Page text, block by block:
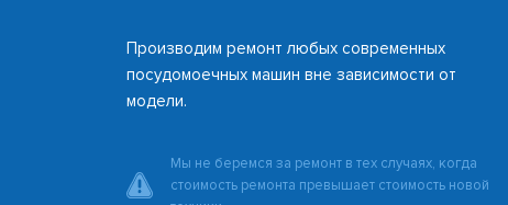
Производим ремонт любых современных
посудомоечных машин вне зависимости от
модели.
Мы не беремся за ремонт в тех случаях, когда
стоимость ремонта превышает стоимость новой